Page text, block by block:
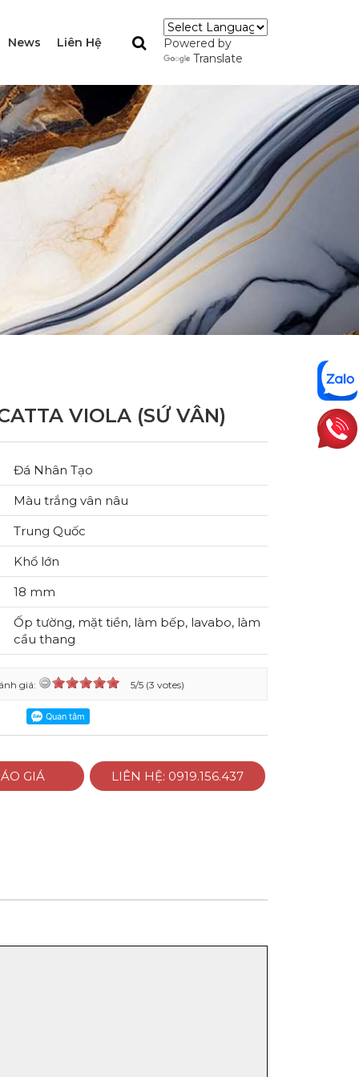
News Liên Hệ
Powered by
Translate
VIOLA (SỨ VÂN)
Đá Nhân Tạo
Màu trắng vân nâu
Trung Quốc
Khổ lớn
18 mm
Ốp tường, mặt tiền, làm bếp, lavabo, làm
cầu thang
giá: 5/5 (3 votes)
GIÁ LIÊN HỆ: 0919.156.437